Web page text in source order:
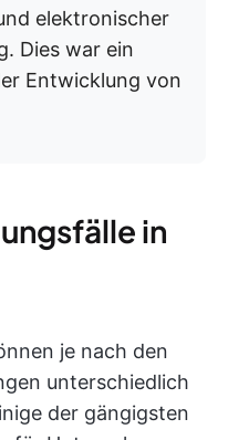
elektronischer
Dies war ein
Entwicklung von
in
je nach den
unterschiedlich
der gängigsten